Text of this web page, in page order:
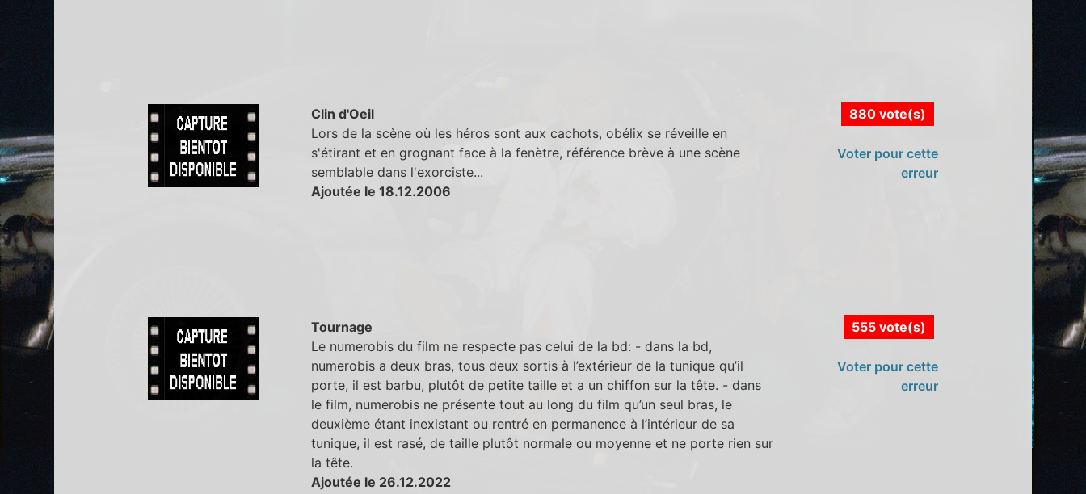
Clin d'Oeil
Lors de la scène où les héros sont aux cachots, obélix se réveille en
s'étirant et en grognant face à la fenètre, référence brève à une scène
semblable dans l'exorciste...
Ajoutée le 18.12.2006
880 vote(s)
Voter pour cette
erreur
Tournage
Le numerobis du film ne respecte pas celui de la bd: - dans la bd,
numerobis a deux bras, tous deux sortis à l’extérieur de la tunique qu’il
porte, il est barbu, plutôt de petite taille et a un chiffon sur la tête. - dans
le film, numerobis ne présente tout au long du film qu’un seul bras, le
deuxième étant inexistant ou rentré en permanence à l’intérieur de sa
tunique, il est rasé, de taille plutôt normale ou moyenne et ne porte rien sur
la tête.
Ajoutée le 26.12.2022
555 vote(s)
Voter pour cette
erreur